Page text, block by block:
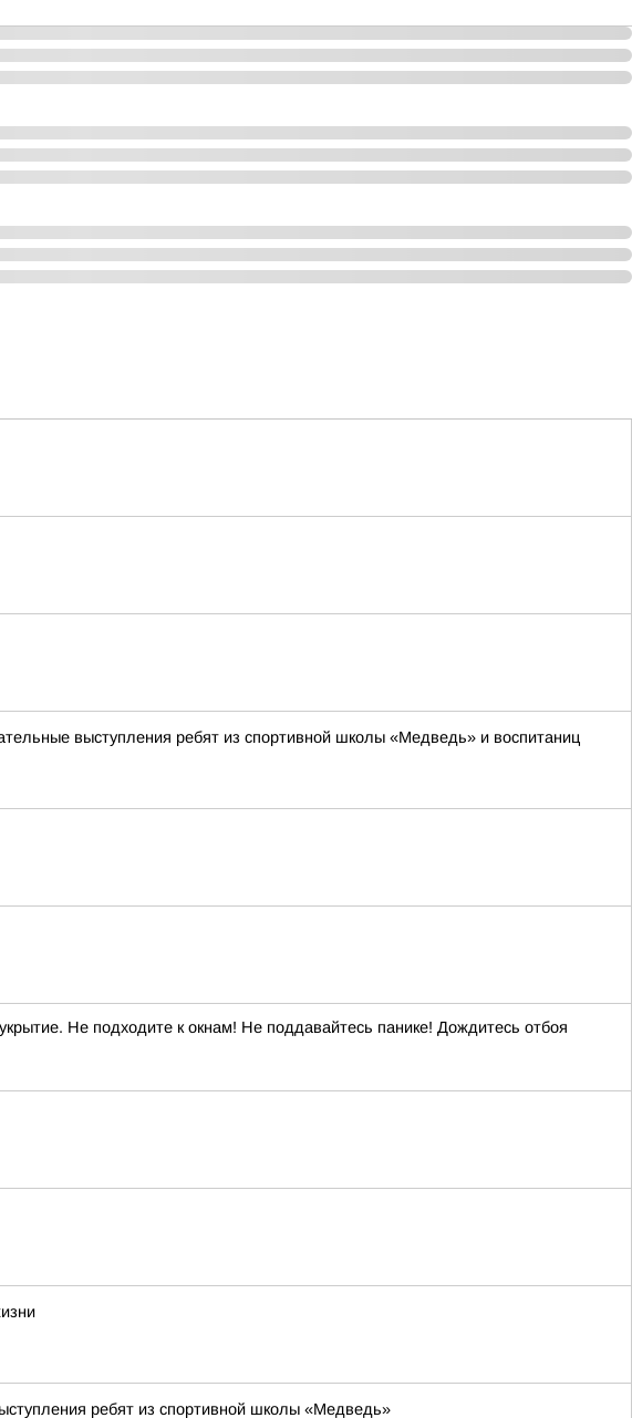
выступления ребят из спортивной школы «Медведь» и воспитаниц
Не подходите к окнам! Не поддавайтесь панике! Дождитесь отбоя
ребят из спортивной школы «Медведь»